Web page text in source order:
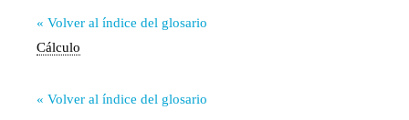
« Volver al índice del glosario
Cálculo
« Volver al índice del glosario